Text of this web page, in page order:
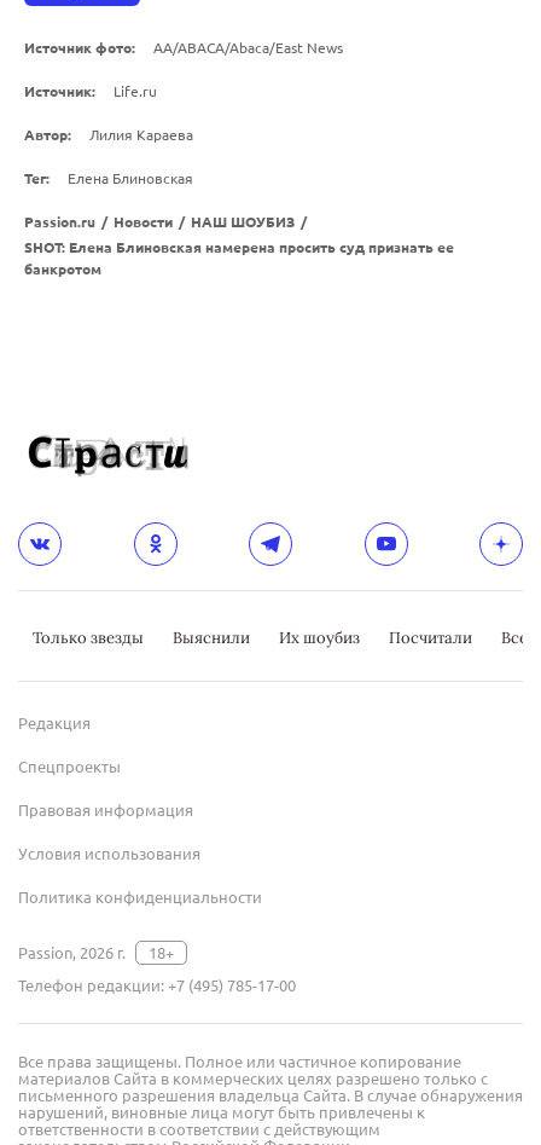
Источник фото: AA/ABACA/Abaca/East News
Источник: Life.ru
Автор: Лилия Караева
Тег: Елена Блиновская
Passion.ru / Новости / НАШ ШОУБИЗ /
SHOT: Елена Блиновская намерена просить суд признать ее
банкротом
Только звезды Выяснили Их шоубиз Посчитали
Редакция
Спецпроекты
Правовая информация
Условия использования
Политика конфиденциальности
Passion, 2026 г.
18+
Телефон редакции:+7 (495) 785-17-00
Все права защищены. Полное или частичное копирование
материалов Сайта в коммерческих целях разрешено только с
письменного разрешения владельца Сайта. В случае обнаружения
нарушений, виновные лица могут быть привлечены к
ответственности в соответствии с действующим